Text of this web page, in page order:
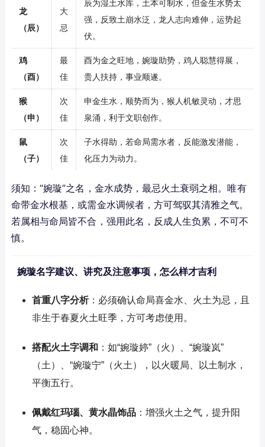
龙
（辰）
大
忌
辰为湿土水库，土本可制水，但金生水势太
强，反致土崩水泛，龙人志向难伸，运势起
伏。
鸡
（酉）
最
佳
酉为金之旺地，婉璇助势，鸡人聪慧得展，
贵人扶持，事业顺遂。
猴
（申）
次
佳
申金生水，顺势而为，猴人机敏灵动，才思
泉涌，利于文职创作。
鼠
（子）
次
佳
子水得助，若命局需水者，反能激发潜能，
化压力为动力。
须知：“婉璇”之名，金水成势，最忌火土衰弱之相。唯有
命带金水根基，或需金水调候者，方可驾驭其清雅之气。
若属相与命局皆不合，强用此名，反成人生负累，不可不
慎。
婉璇名字建议、讲究及注意事项，怎么样才吉利
首重八字分析：必须确认命局喜金水、火土为忌，且
非生于春夏火土旺季，方可考虑使用。
搭配火土字调和 ：如“婉璇婷”（火）、“婉璇岚”
（土）、“婉璇宁”（火土），以火暖局、以土制水，
平衡五行。
佩戴红玛瑙、黄水晶饰品：增强火土之气，提升阳
气，稳固心神。